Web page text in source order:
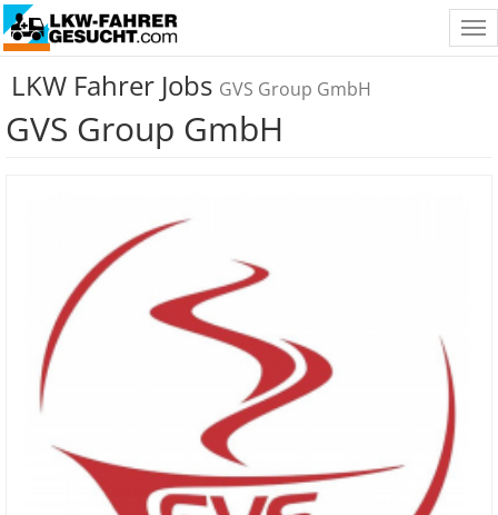
LKW Fahrer Jobs GVS Group GmbH
GVS Group GmbH